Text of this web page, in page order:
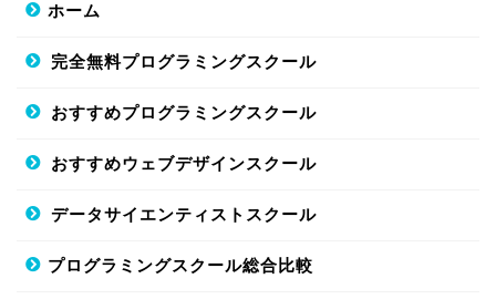
ホーム
完全無料プログラミングスクール
おすすめプログラミングスクール
おすすめウェブデザインスクール
データサイエンティストスクール
プログラミングスクール総合比較